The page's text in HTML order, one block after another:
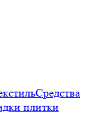
Средства
плитки